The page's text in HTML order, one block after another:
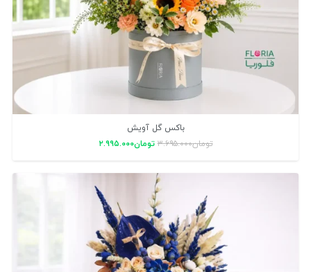
باکس گل آویش
تومان۳.۶۹۵.۰۰۰ تومان۲.۹۹۵.۰۰۰